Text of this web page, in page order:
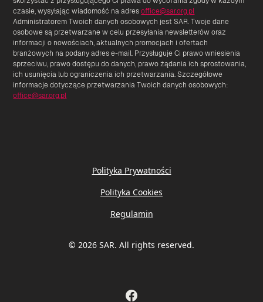
czasie, wysyłając wiadomość na adresoffice@sar.org.pl
Administratorem Twoich danych osobowych jest SAR. Twoje dane
osobowe są przetwarzane w celu przesyłania newsletterów oraz
informacji o nowościach, aktualnych promocjach i ofertach
branżowych na podany adres e-mail. Przysługuje Ci prawo wniesienia
sprzeciwu, prawo dostępu do danych, prawo żądania ich sprostowania,
ich usunięcia lub ograniczenia ich przetwarzania. Szczegółowe
informacje dotyczące przetwarzania Twoich danych osobowych:
office@sar.org.pl
© 2026 SAR. All rights reserved.
Polityka Prywatności
Polityka Cookies
Regulamin